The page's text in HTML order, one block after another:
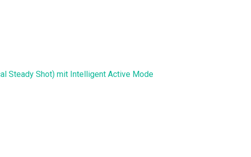
Steady Shot) mit Intelligent Active Mode